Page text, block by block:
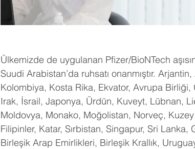
Ülkemizde de uygulanan Pfizer/BioNTech
Suudi Arabistan’da ruhsatı onanmıştır.
Kolombiya, Kosta Rika, Ekvator, Avrupa
Irak, İsrail, Japonya, Ürdün, Kuveyt, Lübnan,
Moldovya, Monako, Moğolistan, Norveç,
Filipinler, Katar, Sırbistan, Singapur, Sri
Birleşik Arap Emirlikleri, Birleşik Krallık,